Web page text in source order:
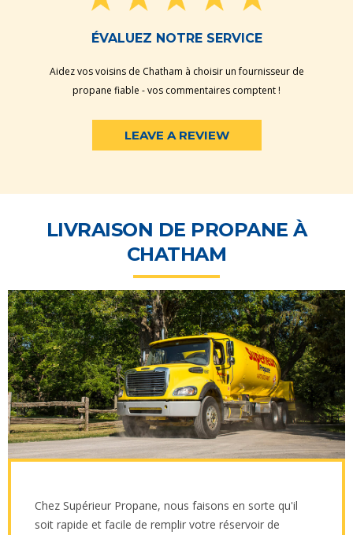
ÉVALUEZ NOTRE SERVICE
Aidez vos voisins de Chatham à choisir un fournisseur de
propane fiable - vos commentaires comptent !
LEAVE A REVIEW
LIVRAISON DE PROPANE À
CHATHAM
Chez Supérieur Propane, nous faisons en sorte qu'il
soit rapide et facile de remplir votre réservoir de